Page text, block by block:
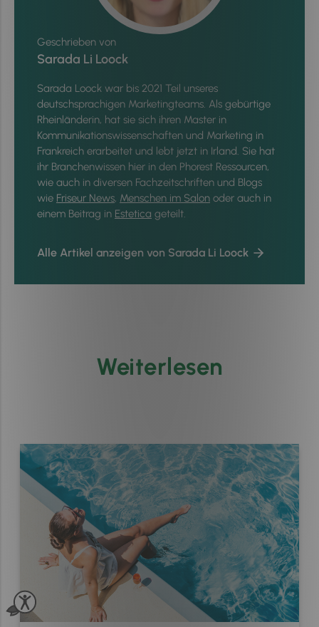
Geschrieben von
Sarada Li Loock
Sarada Loock war bis 2021 Teil unseres
deutschsprachigen Marketingteams. Als gebürtige
Rheinländerin, hat sie sich ihren Master in
Kommunikationswissenschaften und Marketing in
Frankreich erarbeitet und lebt jetzt in Irland. Sie hat
ihr Branchenwissen hier in den Phorest Ressourcen,
wie auch in diversen Fachzeitschriften und Blogs
wie Friseur News, Menschen im Salon oder auch in
einem Beitrag in Estetica geteilt.
Alle Artikel anzeigen von Sarada Li Loock
Weiterlesen